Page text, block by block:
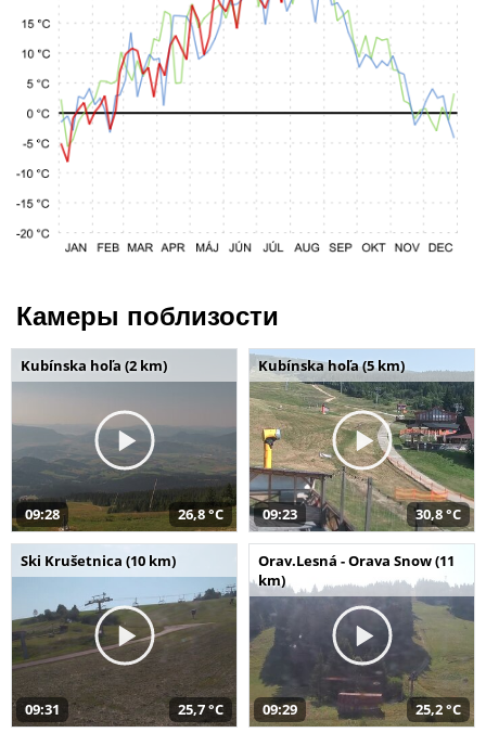
Камеры поблизости
Kubínska hoľa (2 km)
09:28 26,8 °C
Kubínska hoľa (5 km)
09:23 30,8 °C
Ski Krušetnica (10 km)
09:31 25,7 °C
Orav.Lesná - Orava Snow (11
km)
09:29 25,2 °C